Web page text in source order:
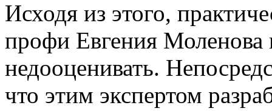
Исходя из этого,
профи Евгения
недооценивать.
что этим экспертом